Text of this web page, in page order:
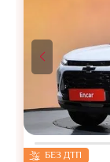
БЕЗ ДТП